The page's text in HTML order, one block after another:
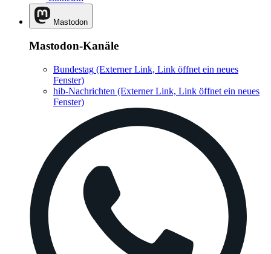
Mastodon
Mastodon-Kanäle
Bundestag (Externer Link, Link öffnet ein neues
Fenster)
hib-Nachrichten (Externer Link, Link öffnet ein neues
Fenster)